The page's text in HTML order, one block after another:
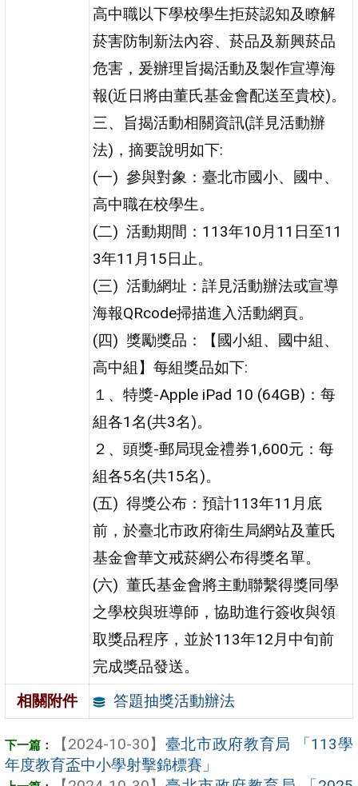
高中職以下學校學生拒菸認知及瞭解
菸害防制新法內容、菸品及新興菸品
危害，爰辦理旨揭活動及製作宣導海
報(近日將由董氏基金會配送至貴校)。
三、旨揭活動相關資訊(詳見活動辦
法)，摘要說明如下:
(一) 參與對象：臺北市國小、國中、
高中職在校學生。
(二) 活動期間：113年10月11日至11
3年11月15日止。
(三) 活動網址：詳見活動辦法或宣導
海報QRcode掃描進入活動網頁。
(四) 獎勵獎品：【國小組、國中組、
高中組】每組獎品如下:
１、特獎-Apple iPad 10 (64GB)：每
組各1名(共3名)。
２、頭獎-郵局現金禮券1,600元：每
組各5名(共15名)。
(五) 得獎公布：預計113年11月底
前，於臺北市政府衛生局網站及董氏
基金會華文戒菸網公布得獎名單。
(六) 董氏基金會將主動聯繫得獎同學
之學校與班導師，協助進行簽收與領
取獎品程序，並於113年12月中旬前
完成獎品發送。
相關附件
答題抽獎活動辦法
【2024-10-30】 臺北市政府教育局 「113學
年度教育盃中小學射擊錦標賽」